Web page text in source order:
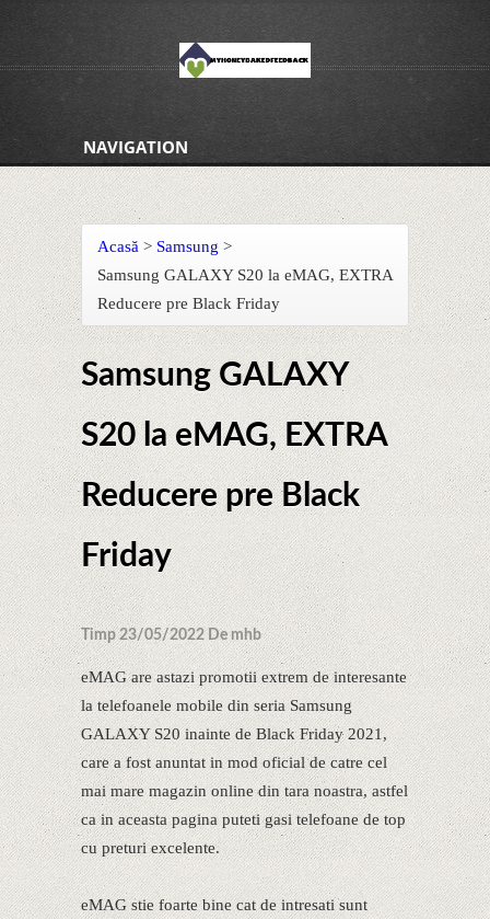
NAVIGATION
Acasă > Samsung >
Samsung GALAXY S20 la eMAG, EXTRA
Reducere pre Black Friday
Samsung GALAXY
S20 la eMAG, EXTRA
Reducere pre Black
Friday
Timp 23/05/2022 De mhb
eMAG are astazi promotii extrem de interesante
la telefoanele mobile din seria Samsung
GALAXY S20 inainte de Black Friday 2021,
care a fost anuntat in mod oficial de catre cel
mai mare magazin online din tara noastra, astfel
ca in aceasta pagina puteti gasi telefoane de top
cu preturi excelente.
eMAG stie foarte bine cat de intresati sunt